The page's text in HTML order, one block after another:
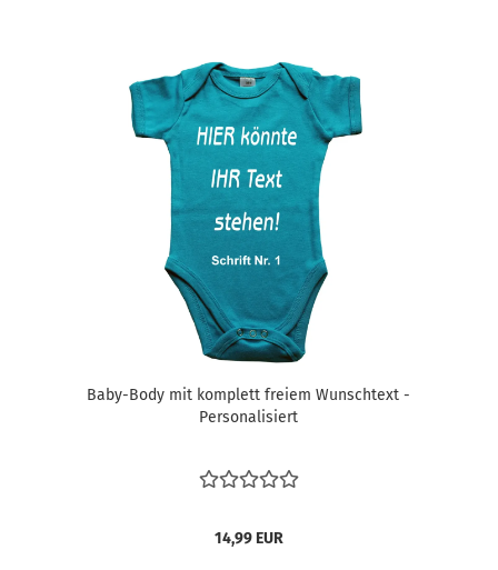
Baby-Body mit komplett freiem Wunschtext -
Personalisiert
14,99 EUR